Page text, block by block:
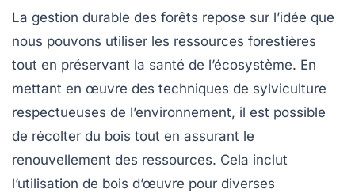
La gestion durable des forêts repose sur l’idée que
nous pouvons utiliser les ressources forestières
tout en préservant la santé de l’écosystème. En
mettant en œuvre des techniques de sylviculture
respectueuses de l’environnement, il est possible
de récolter du bois tout en assurant le
renouvellement des ressources. Cela inclut
l’utilisation de bois d’œuvre pour diverses